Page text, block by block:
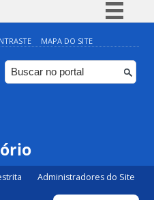
Simplifique!
Comunica BR
Participe
MAPA DO SITE
Administradores do Site